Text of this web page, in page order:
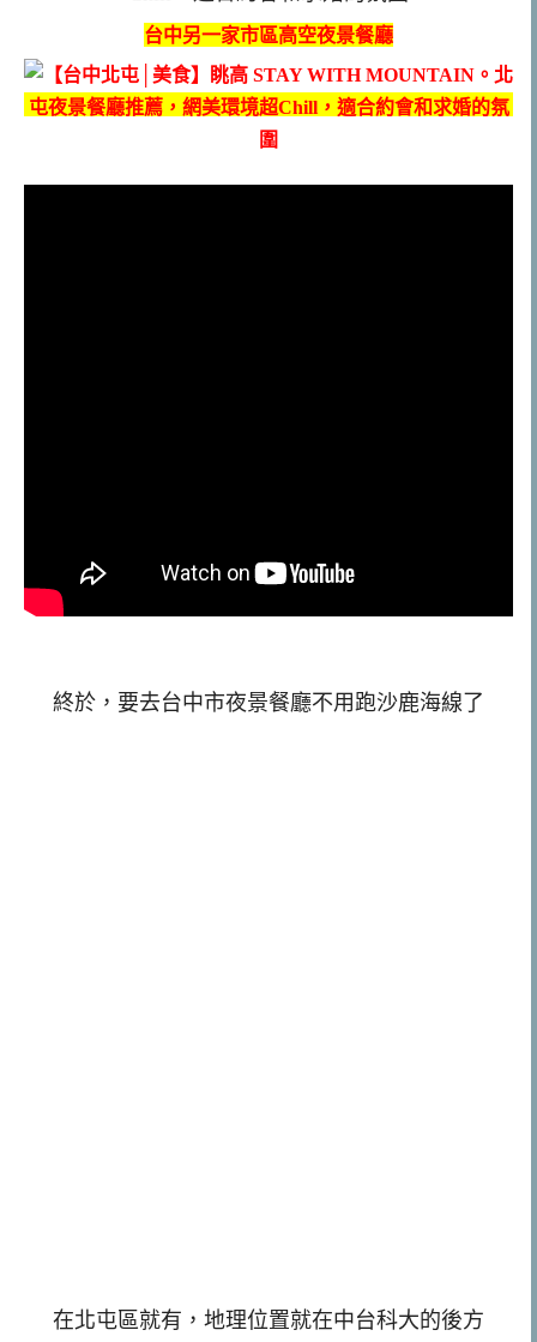
台中另一家市區高空夜景餐廳
終於，要去台中市夜景餐廳不用跑沙鹿海線了
在北屯區就有，地理位置就在中台科大的後方